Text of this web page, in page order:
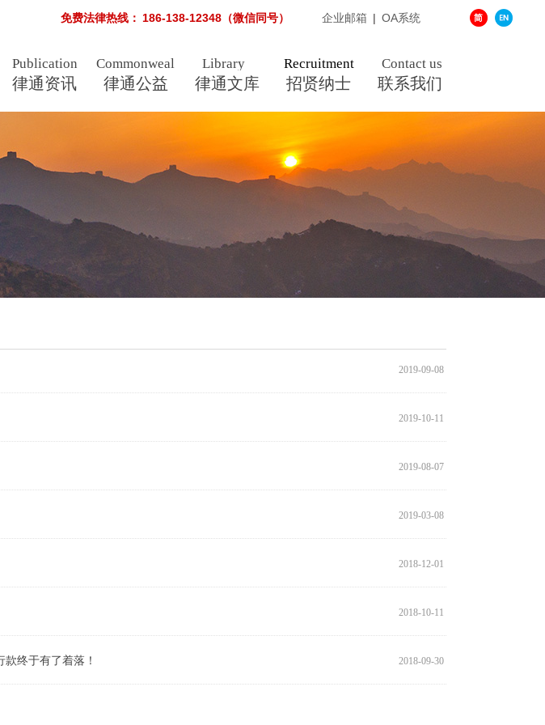
免费法律热线： 186-138-12348（微信同号） 企业邮箱 | OA系统
Library
律通资讯 律通公益 律通文库 招贤纳士 联系我们
Commonweal
Publication
s
Contact us
Recruitment
2019-09-08
2019-10-11
2019-08-07
2019-03-08
2018-12-01
2018-10-11
终于有了着落！ 2018-09-30